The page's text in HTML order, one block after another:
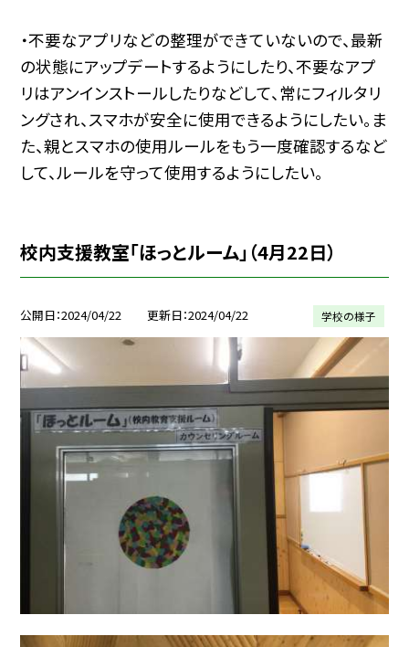
・不要なアプリなどの整理ができていないので、最新
の状態にアップデートするようにしたり、不要なアプ
リはアンインストールしたりなどして、常にフィルタリ
ングされ、スマホが安全に使用できるようにしたい。ま
た、親とスマホの使用ルールをもう一度確認するなど
して、ルールを守って使用するようにしたい。
校内支援教室「ほっとルーム」（4月22日）
公開日 2024/04/22 更新日 2024/04/22 学校の様子